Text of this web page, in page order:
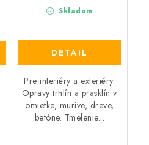
Skladom
DETAIL
Pre interiéry a exteriéry.
Opravy trhlín a prasklín v
omietke, murive, dreve,
betóne. Tmelenie...